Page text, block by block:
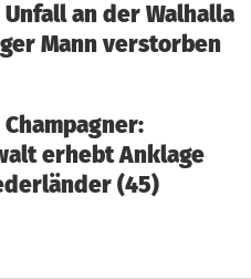
an der Walhalla
Mann verstorben
erhebt Anklage
(45)